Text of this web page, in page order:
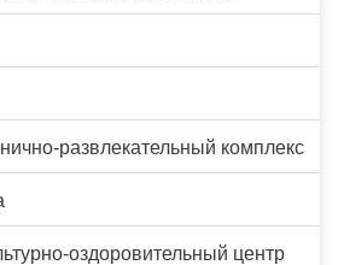
развлекательный комплекс
оздоровительный центр